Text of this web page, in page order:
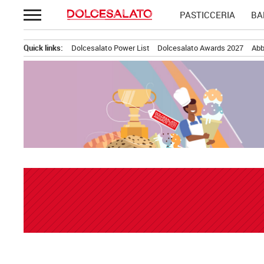
Passa
al
PASTICCERIA
Quick links: Dolcesalato Power List Dolcesalato Awards 2027